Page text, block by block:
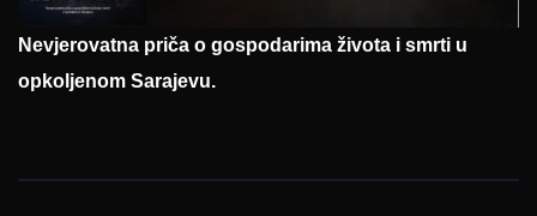
Nevjerovatna priča o gospodarima života i smrti u
opkoljenom Sarajevu.